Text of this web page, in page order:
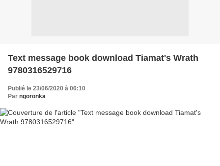
Text message book download Tiamat's Wrath
9780316529716
Publié le 23/06/2020 à 06:10
Par ngoronka